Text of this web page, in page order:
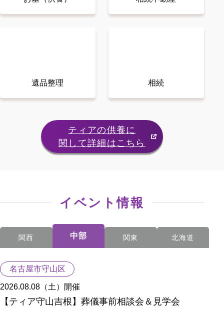
遺品整理 相続
ティアの供養に
関して詳細はこちら
イベント情報
関西 中部 関東 北海道
名古屋市守山区
2026.08.08（土） 開催
【ティア守山吉根】葬儀事前相談会＆見学会